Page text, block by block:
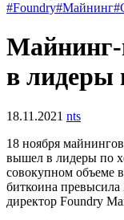
#Foundry#Майнинг
в лидеры
18.11.2021 nts
18 ноября
вышел в лидеры по
совокупном объеме
биткоина
директор Foundry